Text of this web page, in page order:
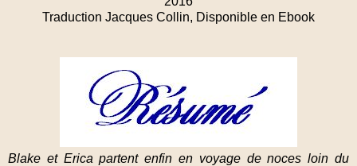
Traduction Jacques Collin, Disponible en Ebook
Blake et Erica partent enfin en voyage de noces loin du